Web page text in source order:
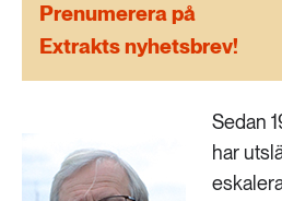
189 ARTIKLAR
Transport
Prenumerera på
Extrakts nyhetsbrev!
Sedan
har